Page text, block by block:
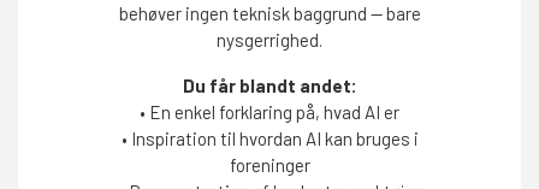
behøver ingen teknisk baggrund — bare
nysgerrighed.
Du får blandt andet:
• En enkel forklaring på, hvad AI er
• Inspiration til hvordan AI kan bruges i
foreninger